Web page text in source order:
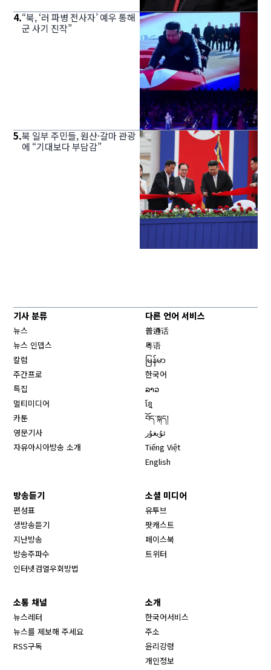
4.“북, ‘러 파병 전사자’ 예우 통해
군 사기 진작”
5.북 일부 주민들, 원산·갈마 관광
에 “기대보다 부담감”
기사 분류
뉴스
뉴스 인뎁스
칼럼
주간프로
특집
멀티미디어
카툰
영문기사
자유아시아방송 소개
다른 언어 서비스
普通话
粤语
မြန်မာ
한국어
ລາວ
ខ្មែ
བོད་སྐད།
ئۇيغۇر
Tiếng Việt
English
방송듣기
편성표
생방송듣기
지난방송
방송주파수
인터넷검열우회방법
소셜 미디어
유투브
팟캐스트
페이스북
트위터
소통 채널
뉴스레터
뉴스를 제보해 주세요
RSS구독
소개
한국어서비스
주소
윤리강령
개인정보